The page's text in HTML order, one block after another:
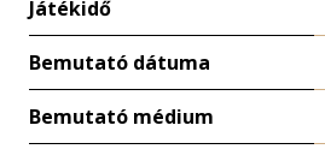
Játékidő
Bemutató dátuma
Bemutató médium